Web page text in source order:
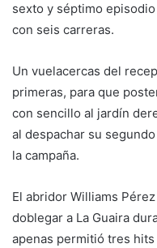
sexto y séptimo
con seis carreras.
Un vuelacercas del
primeras, para que
con sencillo al jardín
al despachar su
la campaña.
El abridor Williams
doblegar a La Guaira
apenas permitió tres